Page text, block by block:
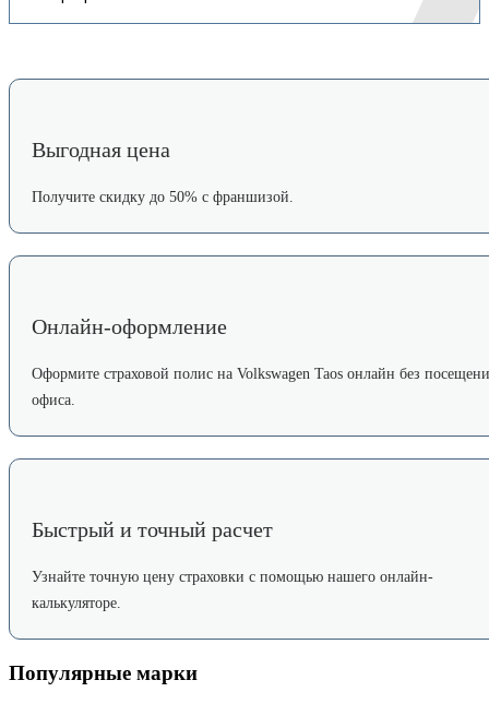
Выгодная цена
Получите скидку до 50% с франшизой.
Онлайн-оформление
Оформите страховой полис на Volkswagen Taos онлайн без
офиса.
Быстрый и точный расчет
Узнайте точную цену страховки с помощью нашего онлайн-
калькуляторе.
Популярные марки